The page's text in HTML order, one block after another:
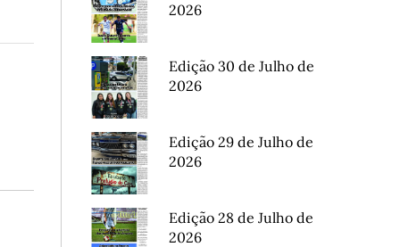
2026
Edição 30 de Julho de
2026
Edição 29 de Julho de
2026
Edição 28 de Julho de
2026